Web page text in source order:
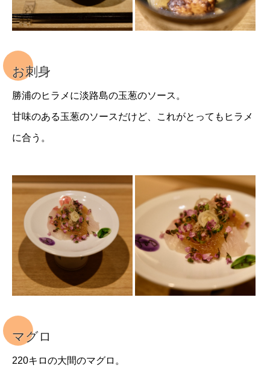
お刺身
勝浦のヒラメに淡路島の玉葱のソース。
甘味のある玉葱のソースだけど、これがとってもヒラメ
に合う。
マグロ
220キロの大間のマグロ。